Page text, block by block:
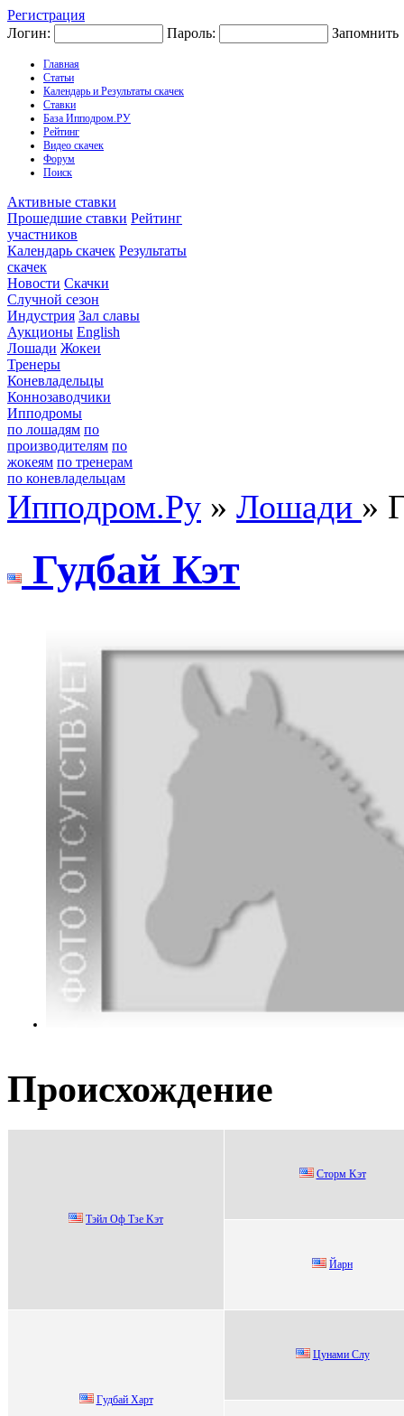
Регистрация
Логин:
Пароль: Запомнить
Главная
Статьи
Календарь и Результаты скачек
Ставки
База Ипподром.РУ
Рейтинг
Видео скачек
Форум
Поиск
Активные ставки
Прошедшие ставки Рейтинг
участников
Календарь скачек Результаты
скачек
Новости Скачки
Случной сезон
Индустрия Зал славы
Аукционы English
Лошади Жокеи
Тренеры
Коневладельцы
Коннозаводчики
Ипподромы
по лошадям по
производителям по
жокеям по тренерам
по коневладельцам
Ипподром.Ру » Лошади »
Гудбай Кэт
Происхождение
Тэйл Оф Тзe Kэт
Cтоpм Kэт
Йарн
Гудбай Xаpт
Цунами Cлу